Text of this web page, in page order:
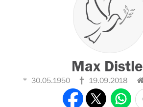
Max
30.05.1950 19.09.2018